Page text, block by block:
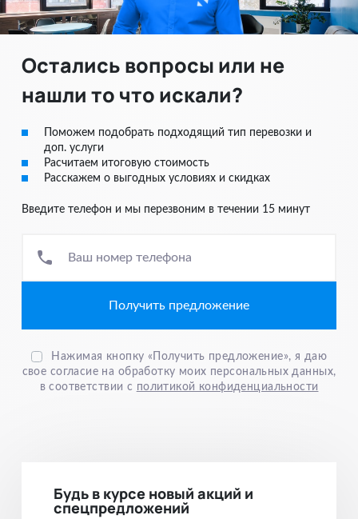
Страхование грузов
1. Ветеринарный паспорт международного образца.
3. Разрешение Россельхознадзора на вывоз животного
(Если отправитель и получатель, разные физ. лица)
разные физ. лица)
5. Номер телефона для круглосуточной связи
предоставит менеджер
накладная (CMR, TIR)
Железнодорожные перевозки — жд накладная
фрахтовый/ грузовой билет (паромы)
Остались вопросы или не
нашли то что искали?
Поможем подобрать подходящий тип перевозки и
доп. услуги
Расчитаем итоговую стоимость
Расскажем о выгодных условиях и скидках
Введите телефон и мы перезвоним в течении 15 минут
Ваш номер телефона
Нажимая кнопку «Получить предложение», я даю
свое согласие на обработку моих персональных данных,
в соответствии с политикой конфиденциальности
Будь в курсе новый акций и
спецпредложений